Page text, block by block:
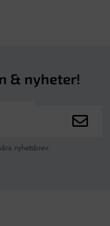
& nyheter!
nyhetsbrev.